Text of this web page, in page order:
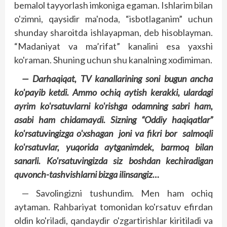
bemalol tayyorlash imkoniga egaman. Ishlarim bilan
o'zimni, qaysidir ma'noda, “isbotlaganim” uchun
shunday sharoitda ishlayapman, deb hisoblayman.
“Madaniyat va ma’rifat” kanalini esa yaxshi
ko'raman. Shuning uchun shu kanalning xodimiman.
— Darhaqiqat, TV kanallarining soni bugun ancha
ko'payib ketdi. Ammo ochiq aytish kerakki, ulardagi
ayrim ko'rsatuvlarni ko'rishga odamning sabri ham,
asabi ham chidamaydi. Sizning “Oddiy haqiqatlar”
ko'rsatuvingizga o'xshagan joni va fikri bor salmoqli
ko'rsatuvlar, yuqorida aytganimdek, barmoq bilan
sanarli. Ko'rsatuvingizda siz boshdan kechiradigan
quvonch-tashvishlarni bizga ilinsangiz…
— Savolingizni tushundim. Men ham ochiq
aytaman. Rahbariyat tomonidan ko'rsatuv efirdan
oldin ko'riladi, qandaydir o'zgartirishlar kiritiladi va